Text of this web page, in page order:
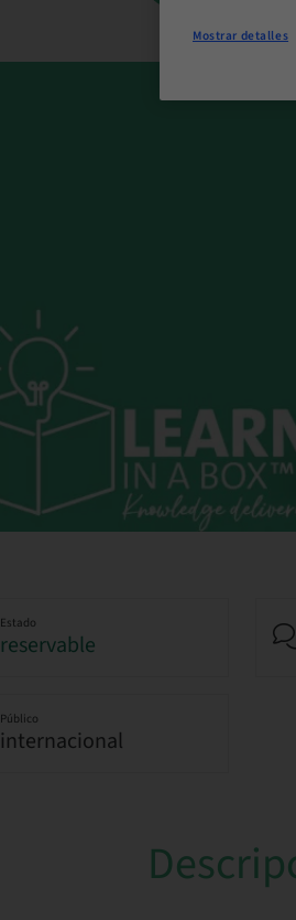
Estado
reservable
Público
internacional
Mostrar detalles